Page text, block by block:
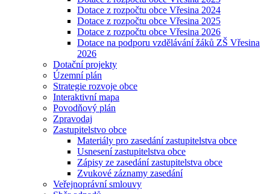
Dotace z rozpočtu obce Vřesina 2024
Dotace z rozpočtu obce Vřesina 2025
Dotace z rozpočtu obce Vřesina 2026
Dotace na podporu vzdělávání žáků ZŠ Vřesina
2026
Dotační projekty
Územní plán
Strategie rozvoje obce
Interaktivní mapa
Povodňový plán
Zpravodaj
Zastupitelstvo obce
Materiály pro zasedání zastupitelstva obce
Usnesení zastupitelstva obce
Zápisy ze zasedání zastupitelstva obce
Zvukové záznamy zasedání
Veřejnoprávní smlouvy